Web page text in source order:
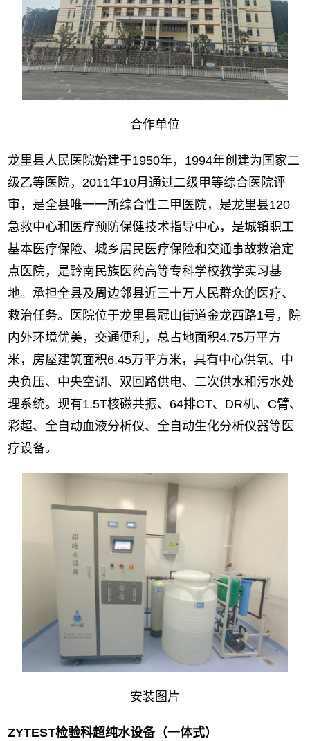
合作单位
龙里县人民医院始建于1950年，1994年创建为国家二
级乙等医院，2011年10月通过二级甲等综合医院评
审，是全县唯一一所综合性二甲医院，是龙里县120
急救中心和医疗预防保健技术指导中心，是城镇职工
基本医疗保险、城乡居民医疗保险和交通事故救治定
点医院，是黔南民族医药高等专科学校教学实习基
地。承担全县及周边邻县近三十万人民群众的医疗、
救治任务。医院位于龙里县冠山街道金龙西路1号，院
内外环境优美，交通便利，总占地面积4.75万平方
米，房屋建筑面积6.45万平方米，具有中心供氧、中
央负压、中央空调、双回路供电、二次供水和污水处
理系统。现有1.5T核磁共振、64排CT、DR机、C臂、
彩超、全自动血液分析仪、全自动生化分析仪器等医
疗设备。
安装图片
ZYTEST检验科超纯水设备（一体式）